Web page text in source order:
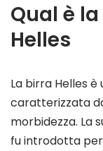
Qual è
Helles
La birra Helles è
caratterizzata
morbidezza. La
fu introdotta